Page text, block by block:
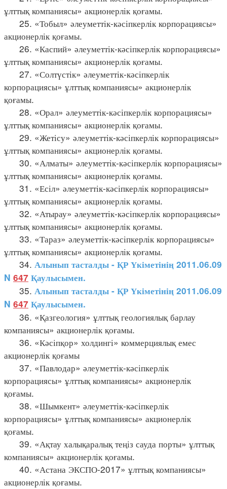
ұлттық компаниясы» акционерлік қоғамы.
25. «Тобыл» әлеуметтік-кәсіпкерлік корпорациясы»
акционерлік қоғамы.
26. «Каспий» әлеуметтік-кәсіпкерлік корпорациясы»
ұлттық компаниясы» акционерлік қоғамы.
27. «Солтүстік» әлеуметтік-кәсіпкерлік
корпорациясы» ұлттық компаниясы» акционерлік
қоғамы.
28. «Орал» әлеуметтік-кәсіпкерлік корпорациясы»
ұлттық компаниясы» акционерлік қоғамы.
29. «Жетісу» әлеуметтік-кәсіпкерлік корпорациясы»
ұлттық компаниясы» акционерлік қоғамы.
30. «Алматы» әлеуметтік-кәсіпкерлік корпорациясы»
ұлттық компаниясы» акционерлік қоғамы.
31. «Есіл» әлеуметтік-кәсіпкерлік корпорациясы»
ұлттық компаниясы» акционерлік қоғамы.
32. «Атырау» әлеуметтік-кәсіпкерлік корпорациясы»
ұлттық компаниясы» акционерлік қоғамы.
33. «Тараз» әлеуметтік-кәсіпкерлік корпорациясы»
ұлттық компаниясы» акционерлік қоғамы.
34. Алынып тасталды - ҚР Үкіметінің 2011.06.09
N 647 Қаулысымен.
35. Алынып тасталды - ҚР Үкіметінің 2011.06.09
N 647 Қаулысымен.
36. «Қазгеология» ұлттық геологиялық барлау
компаниясы» акционерлік қоғамы.
36. «Кәсіпқор» холдингі» коммерциялық емес
акционерлік қоғамы
37. «Павлодар» әлеуметтік-кәсіпкерлік
корпорациясы» ұлттық компаниясы» акционерлік
қоғамы.
38. «Шымкент» әлеуметтік-кәсіпкерлік
корпорациясы» ұлттық компаниясы» акционерлік
қоғамы.
39. «Ақтау халықаралық теңіз сауда порты» ұлттық
компаниясы» акционерлік қоғамы.
40. «Астана ЭКСПО-2017» ұлттық компаниясы»
акционерлік қоғамы.